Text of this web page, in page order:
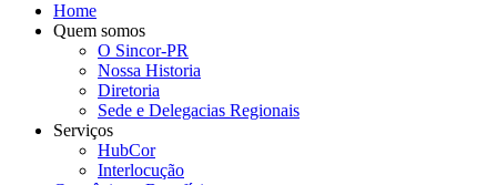
Home
Quem somos
O Sincor-PR
Nossa Historia
Diretoria
Sede e Delegacias Regionais
Serviços
HubCor
Interlocução